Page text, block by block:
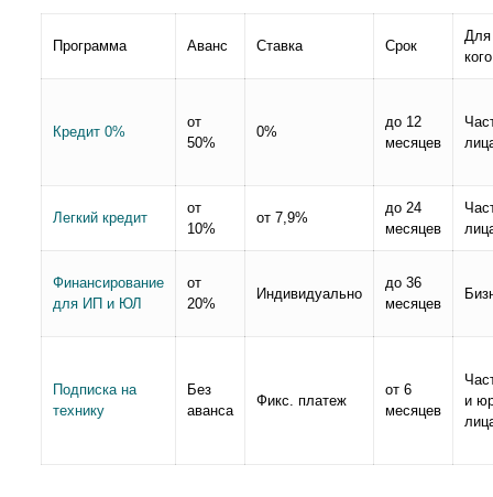
Программа Аванс Ставка Срок
Для
кого
Кредит 0%
от
50%
0%
до 12
месяцев
Легкий кредит
от
10%
от 7,9%
до 24
месяцев
Финансирование
для ИП и ЮЛ
от
20%
Индивидуально
до 36
месяцев
Подписка на
технику
Без
аванса
Фикс. платеж
от 6
месяцев
и